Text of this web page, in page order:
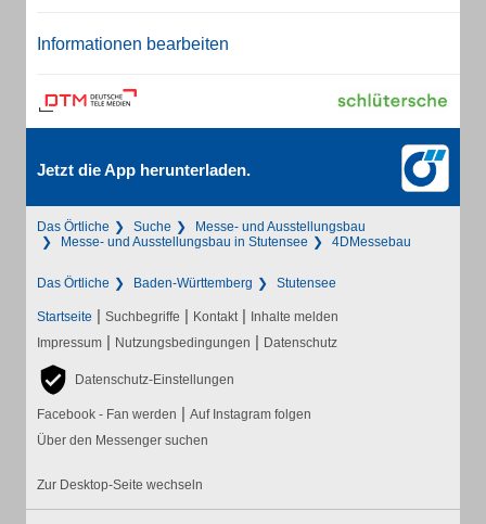
Informationen bearbeiten
Jetzt die App herunterladen.
Das Örtliche Suche
Messe- und Ausstellungsbau
Messe- und Ausstellungsbau in Stutensee
4DMessebau
Das Örtliche Baden-Württemberg Stutensee
Startseite | Suchbegriffe | Kontakt | Inhalte melden
Impressum | Nutzungsbedingungen | Datenschutz
Datenschutz-Einstellungen
Facebook - Fan werden | Auf Instagram folgen
Über den Messenger suchen
Zur Desktop-Seite wechseln